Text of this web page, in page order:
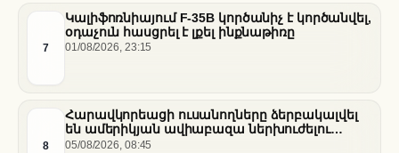
7
Կալիֆոռնիայում F-35B կործանիչ է կործանվել,
օդաչուն հասցրել է լքել ինքնաթիռը
01/08/2026, 23:15
8
Հարավկորեացի ուսանողները ձերբակալվել
են ամերիկյան ավիաբազա ներխուժելու
համար
05/08/2026, 08:45